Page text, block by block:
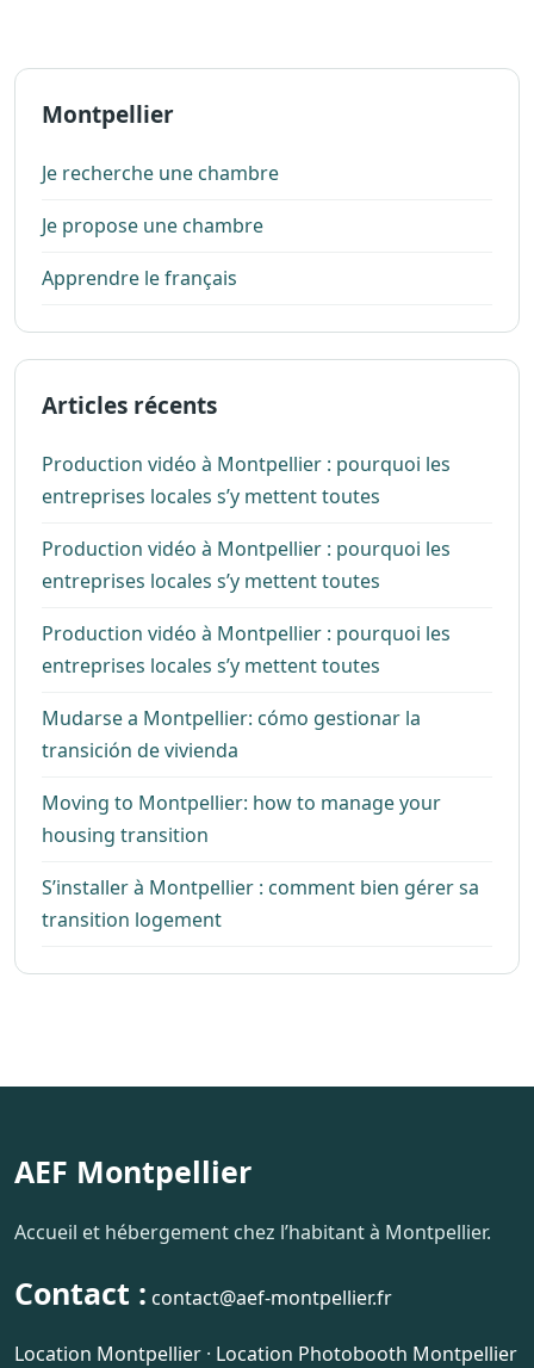
Montpellier
Je recherche une chambre
Je propose une chambre
Apprendre le français
Articles récents
Production vidéo à Montpellier : pourquoi les
entreprises locales s’y mettent toutes
Production vidéo à Montpellier : pourquoi les
entreprises locales s’y mettent toutes
Production vidéo à Montpellier : pourquoi les
entreprises locales s’y mettent toutes
Mudarse a Montpellier: cómo gestionar la
transición de vivienda
Moving to Montpellier: how to manage your
housing transition
S’installer à Montpellier : comment bien gérer sa
transition logement
AEF Montpellier
Accueil et hébergement chez l’habitant à Montpellier.
Contact : contact@aef-montpellier.fr
Location Montpellier · Location Photobooth Montpellier